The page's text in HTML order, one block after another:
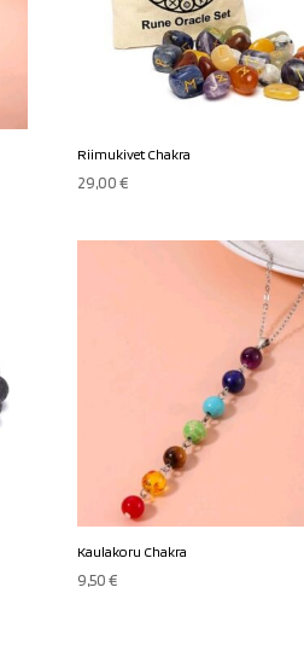
Riimukivet Chakra
29,00€
Kaulakoru Chakra
9,50€